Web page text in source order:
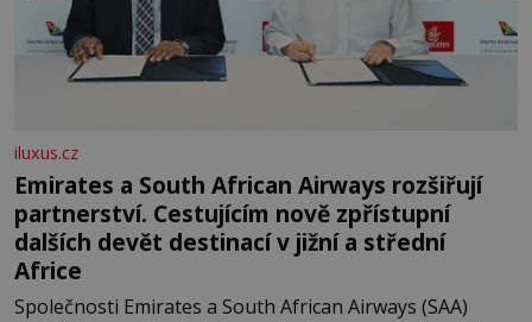
iluxus.cz
Emirates a South African Airways rozšiřují
partnerství. Cestujícím nově zpřístupní
dalších devět destinací v jižní a střední
Africe
Společnosti Emirates a South African Airways (SAA)